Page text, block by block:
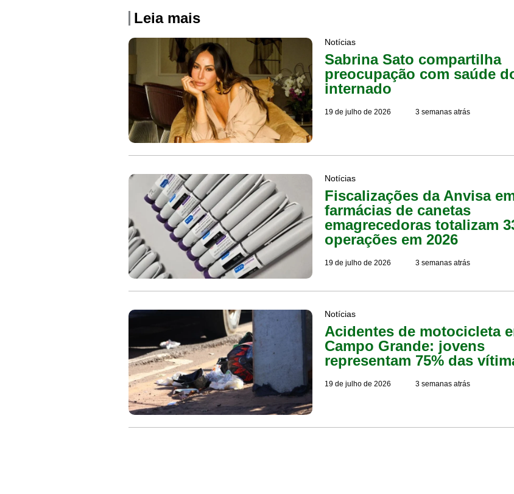
Leia mais
Notícias
Sabrina Sato compartilha
preocupação com saúde
internado
19 de julho de 2026 3 semanas atrás
Notícias
Fiscalizações da Anvisa
farmácias de canetas
emagrecedoras totalizam
operações em 2026
19 de julho de 2026 3 semanas atrás
Notícias
Acidentes de motocicleta
Campo Grande: jovens
representam 75% das
19 de julho de 2026 3 semanas atrás